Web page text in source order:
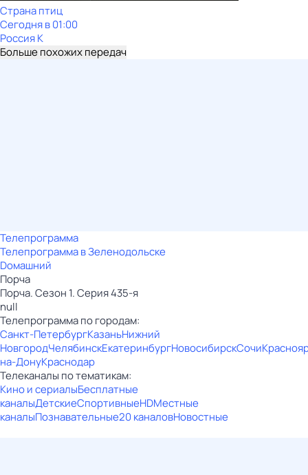
Страна птиц
Сегодня в 01:00
Россия К
Больше похожих передач
Телепрограмма
Телепрограмма в Зеленодольске
Dомашний
Порча
Порча. Сезон 1. Серия 435-я
null
Телепрограмма по городам:
Санкт-ПетербургКазаньНижний
НовгородЧелябинскЕкатеринбургНовосибирскСочи
на-ДонуКраснодар
Телеканалы по тематикам:
Кино и сериалыБесплатные
каналыДетскиеСпортивныеHDМестные
каналыПознавательные20 каналовНовостные